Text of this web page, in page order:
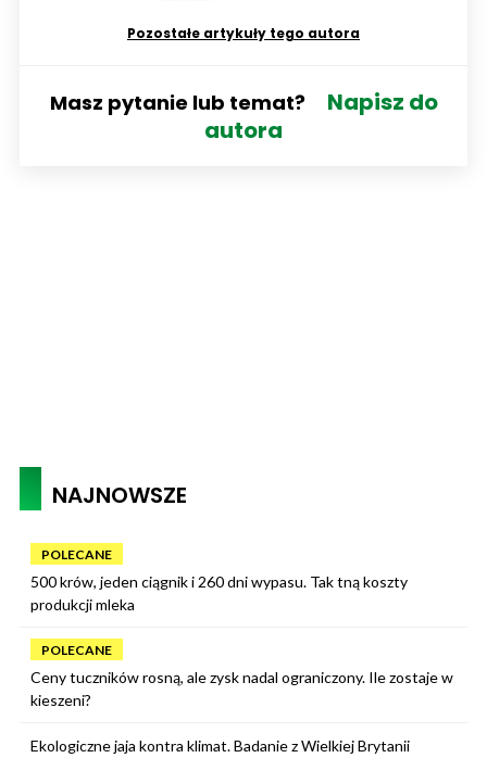
Pozostałe artykuły tego autora
Masz pytanie lub temat?
Napisz do
autora
NAJNOWSZE
POLECANE
500 krów, jeden ciągnik i 260 dni wypasu. Tak tną koszty
produkcji mleka
POLECANE
Ceny tuczników rosną, ale zysk nadal ograniczony. Ile zostaje w
kieszeni?
Ekologiczne jaja kontra klimat. Badanie z Wielkiej Brytanii